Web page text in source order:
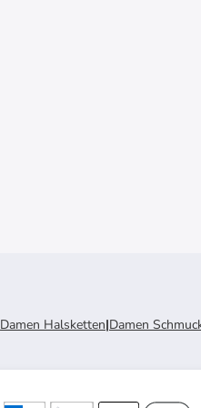
Damen Halsketten|Damen